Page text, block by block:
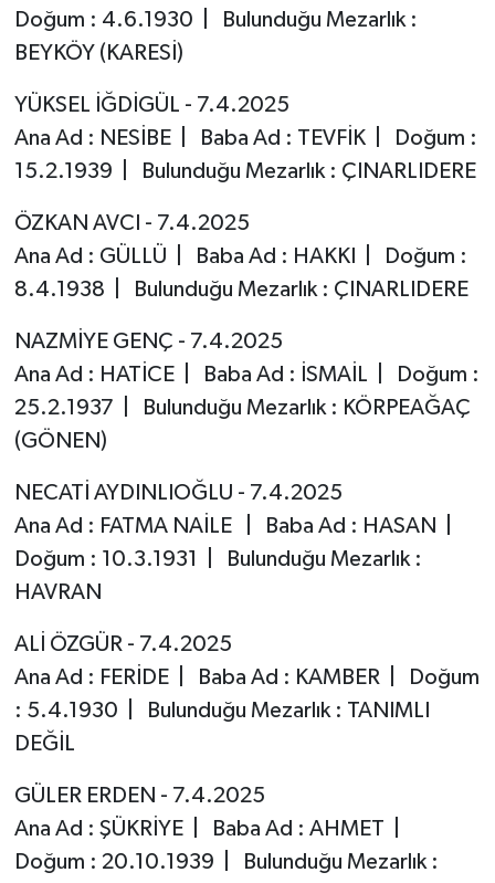
Doğum : 4.6.1930 | Bulunduğu Mezarlık :
BEYKÖY (KARESİ)
YÜKSEL İĞDİGÜL - 7.4.2025
Ana Ad : NESİBE | Baba Ad : TEVFİK | Doğum :
15.2.1939 | Bulunduğu Mezarlık : ÇINARLIDERE
ÖZKAN AVCI - 7.4.2025
Ana Ad : GÜLLÜ | Baba Ad : HAKKI | Doğum :
8.4.1938 | Bulunduğu Mezarlık : ÇINARLIDERE
NAZMİYE GENÇ - 7.4.2025
Ana Ad : HATİCE | Baba Ad : İSMAİL | Doğum :
25.2.1937 | Bulunduğu Mezarlık : KÖRPEAĞAÇ
(GÖNEN)
NECATİ AYDINLIOĞLU - 7.4.2025
Ana Ad : FATMA NAİLE | Baba Ad : HASAN |
Doğum : 10.3.1931 | Bulunduğu Mezarlık :
HAVRAN
ALİ ÖZGÜR - 7.4.2025
Ana Ad : FERİDE | Baba Ad : KAMBER | Doğum
: 5.4.1930 | Bulunduğu Mezarlık : TANIMLI
DEĞİL
GÜLER ERDEN - 7.4.2025
Ana Ad : ŞÜKRİYE | Baba Ad : AHMET |
Doğum : 20.10.1939 | Bulunduğu Mezarlık :